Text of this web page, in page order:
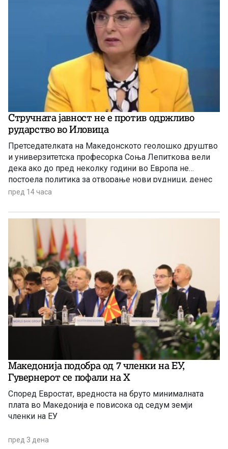
Стручната јавност не е против одржливо
рударство во Иловица
Претседателката на Македонското геолошко друштво
и универзитетска професорка Соња Лепиткова вели
дека ако до пред неколку години во Европа не
постоела политика за отворање нови рудници, денес
таа политика е апсолутно сменета и листата на
пред 14 часа
Македонија подобра од 7 членки на ЕУ,
Гувернерот се пофали на Х
Според Евростат, вредноста на бруто минималната
плата во Македонија е повисока од седум земји
членки на ЕУ
пред 3 дена